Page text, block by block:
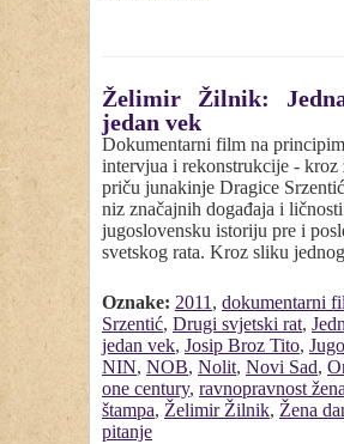
Želimir Žilnik:
jedan vek
Dokumentarni film na
intervjua i rekonstrukcije - kroz
priču junakinje Dragice
niz značajnih događaja i
jugoslovensku istoriju pre i
svetskog rata. Kroz sliku
Oznake: 2011 , dokumentarni
Srzentić, Drugi svjetski rat,
jedan vek, Josip Broz Tito,
NIN, NOB, Nolit, Novi Sad,
one century, ravnopravnost žena
štampa, Želimir Žilnik, Žena
pitanje